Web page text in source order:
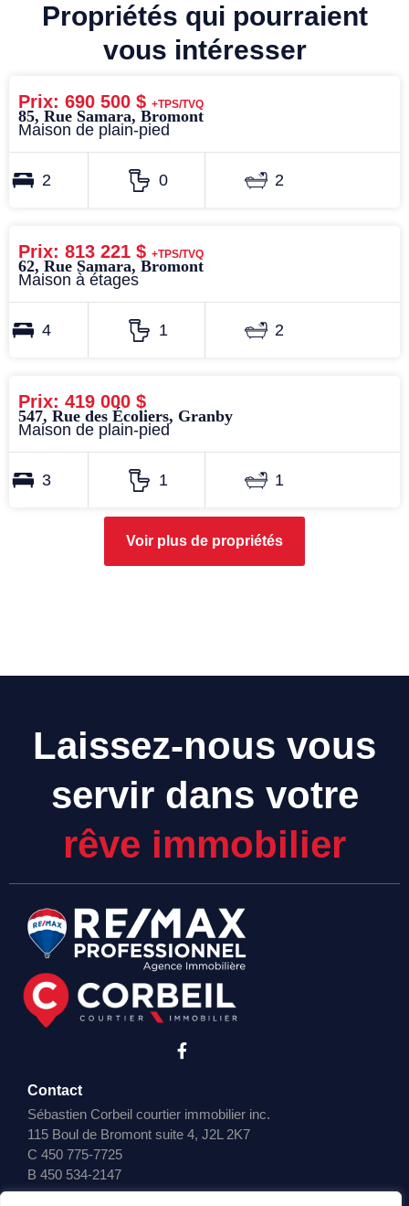
Propriétés qui pourraient
vous intéresser
Prix: 690 500 $ +TPS/TVQ
85, Rue Samara, Bromont
Maison de plain-pied
2 0 2
Prix: 813 221 $ +TPS/TVQ
62, Rue Samara, Bromont
Maison à étages
4 1 2
Prix: 419 000 $
547, Rue des Écoliers, Granby
Maison de plain-pied
3 1 1
Voir plus de propriétés
Laissez-nous vous
servir dans votre
rêve immobilier
Contact
Sébastien Corbeil courtier immobilier inc.
115 Boul de Bromont suite 4, J2L 2K7
C 450 775-7725
B 450 534-2147